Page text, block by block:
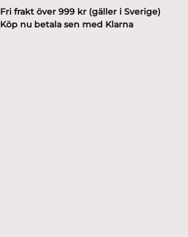
Fri frakt över 999 kr (gäller i Sverige)
Köp nu betala sen med Klarna